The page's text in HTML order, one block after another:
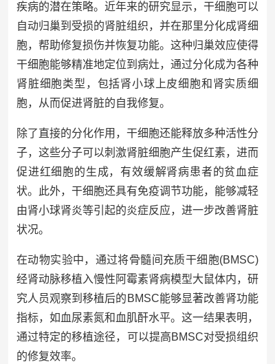
疾病的潜在策略。近年来的研究显示，干细胞可以
自动归巢到受损的肾脏组织，并在那里分化成肾细
胞，帮助修复损伤并恢复功能。这种归巢效应使得
干细胞能够精准地定位到病灶，通过分化成为各种
肾脏细胞类型，包括肾小球上皮细胞和肾实质细
胞，从而促进肾脏的自我修复。
除了直接的分化作用，干细胞还能释放多种活性分
子，这些分子可以刺激肾脏细胞产生促红素，进而
促进红细胞的生成，有效缓解肾病患者的贫血症
状。此外，干细胞还具有免疫调节功能，能够减轻
由肾小球肾炎等引起的炎症反应，进一步改善肾脏
状况。
在动物实验中，通过将骨髓间充质干细胞(BMSC)
经肾动脉移植入慢性阿霉素肾病模型大鼠体内，研
究人员观察到移植后的BMSC能够显著改善肾功能
指标，如血尿素氮和血肌酐水平。这一结果表明，
通过特定的移植途径，可以提高BMSC对受损组织
的修复效率。